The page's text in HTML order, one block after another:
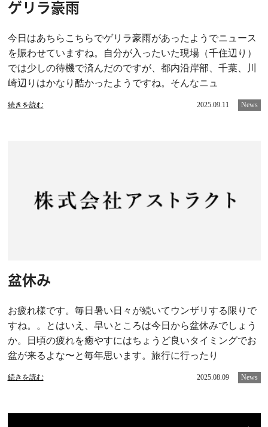
ゲリラ豪雨
今日はあちらこちらでゲリラ豪雨があったようでニュース
を賑わせていますね。自分が入ったいた現場（千住辺り）
では少しの待機で済んだのですが、都内沿岸部、千葉、川
崎辺りはかなり酷かったようですね。そんなニュ
続きを読む 2025.09.11 News
盆休み
お疲れ様です。毎日暑い日々が続いてウンザリする限りで
すね。。とはいえ、早いところは今日から盆休みでしょう
か。日頃の疲れを癒やすにはちょうど良いタイミングでお
盆が来るよな〜と毎年思います。旅行に行ったり
続きを読む 2025.08.09 News